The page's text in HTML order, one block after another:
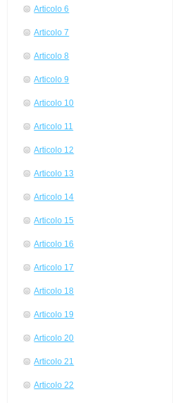
Articolo 6
Articolo 7
Articolo 8
Articolo 9
Articolo 10
Articolo 11
Articolo 12
Articolo 13
Articolo 14
Articolo 15
Articolo 16
Articolo 17
Articolo 18
Articolo 19
Articolo 20
Articolo 21
Articolo 22